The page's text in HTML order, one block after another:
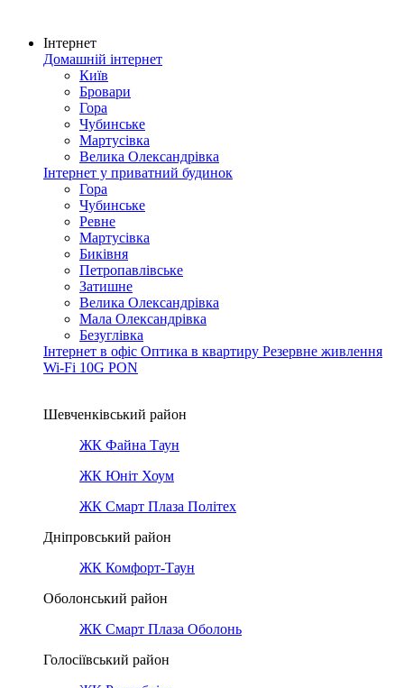
Інтернет
Домашній інтернет
Київ
Бровари
Гора
Чубинське
Мартусівка
Велика Олександрівка
Інтернет у приватний будинок
Гора
Чубинське
Ревне
Мартусівка
Биківня
Петропавлівське
Затишне
Велика Олександрівка
Мала Олександрівка
Безуглівка
Інтернет в офіс Оптика в квартиру Резервне живлення
Wi-Fi 10G PON
Шевченківський район
ЖК Файна Таун
ЖК Юніт Хоум
ЖК Смарт Плаза Політех
Дніпровський район
ЖК Комфорт-Таун
Оболонський район
ЖК Смарт Плаза Оболонь
Голосіївський район